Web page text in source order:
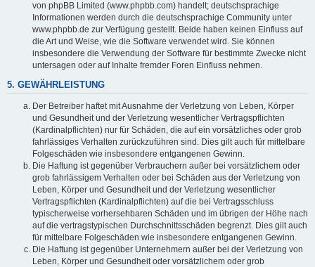
von phpBB Limited (www.phpbb.com) handelt; deutschsprachige
Informationen werden durch die deutschsprachige Community unter
www.phpbb.de zur Verfügung gestellt. Beide haben keinen Einfluss auf
die Art und Weise, wie die Software verwendet wird. Sie können
insbesondere die Verwendung der Software für bestimmte Zwecke nicht
untersagen oder auf Inhalte fremder Foren Einfluss nehmen.
5. GEWÄHRLEISTUNG
Der Betreiber haftet mit Ausnahme der Verletzung von Leben, Körper
und Gesundheit und der Verletzung wesentlicher Vertragspflichten
(Kardinalpflichten) nur für Schäden, die auf ein vorsätzliches oder grob
fahrlässiges Verhalten zurückzuführen sind. Dies gilt auch für mittelbare
Folgeschäden wie insbesondere entgangenen Gewinn.
Die Haftung ist gegenüber Verbrauchern außer bei vorsätzlichem oder
grob fahrlässigem Verhalten oder bei Schäden aus der Verletzung von
Leben, Körper und Gesundheit und der Verletzung wesentlicher
Vertragspflichten (Kardinalpflichten) auf die bei Vertragsschluss
typischerweise vorhersehbaren Schäden und im übrigen der Höhe nach
auf die vertragstypischen Durchschnittsschäden begrenzt. Dies gilt auch
für mittelbare Folgeschäden wie insbesondere entgangenen Gewinn.
Die Haftung ist gegenüber Unternehmern außer bei der Verletzung von
Leben, Körper und Gesundheit oder vorsätzlichem oder grob